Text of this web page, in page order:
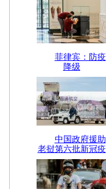
菲律宾：防疫
降级
中国政府援助
老挝第六批新冠疫
苗抵达万象